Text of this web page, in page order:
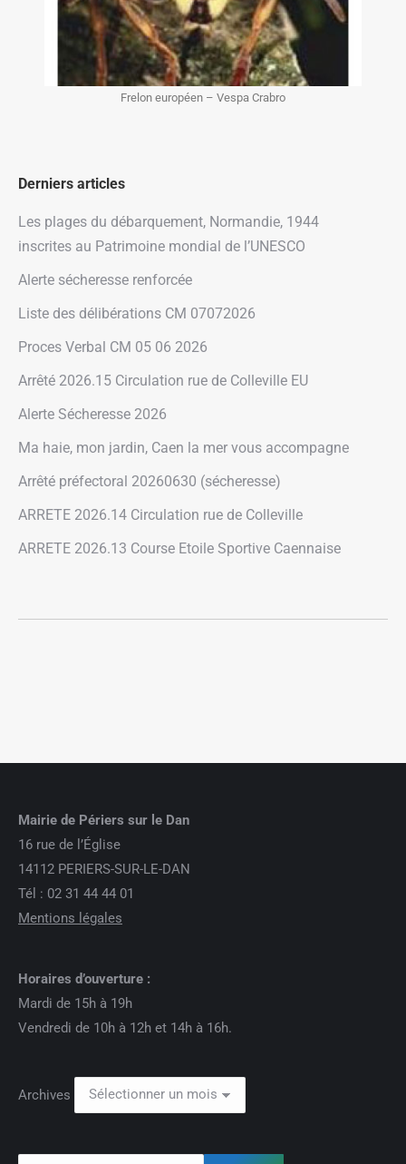
Frelon européen – Vespa Crabro
Derniers articles
Les plages du débarquement, Normandie, 1944
inscrites au Patrimoine mondial de l’UNESCO
Alerte sécheresse renforcée
Liste des délibérations CM 07072026
Proces Verbal CM 05 06 2026
Arrêté 2026.15 Circulation rue de Colleville EU
Alerte Sécheresse 2026
Ma haie, mon jardin, Caen la mer vous accompagne
Arrêté préfectoral 20260630 (sécheresse)
ARRETE 2026.14 Circulation rue de Colleville
ARRETE 2026.13 Course Etoile Sportive Caennaise
Mairie de Périers sur le Dan
16 rue de l’Église
14112 PERIERS-SUR-LE-DAN
Tél : 02 31 44 44 01
Mentions légales
Horaires d’ouverture :
Mardi de 15h à 19h
Vendredi de 10h à 12h et 14h à 16h.
Archives